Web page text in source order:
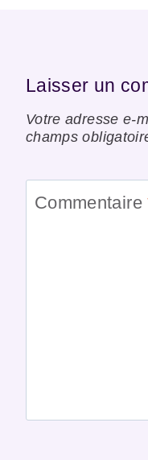
Laisser un
Votre adresse e-
champs
Commentaire